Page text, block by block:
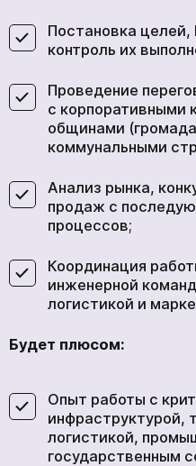
Постановка целей,
контроль их
Проведение
с корпоративными
общинами
коммунальными
Анализ рынка,
продаж с
процессов;
Координация
инженерной
логистикой и
Будет плюсом:
Опыт работы с
инфраструктурой,
логистикой,
государственным